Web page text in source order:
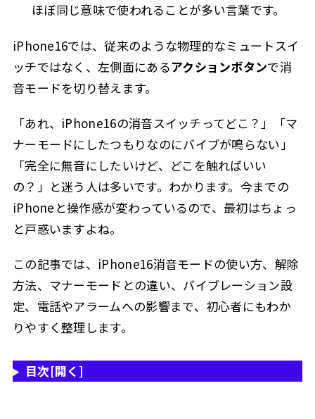
ほぼ同じ意味で使われることが多い言葉です。
iPhone16では、従来のような物理的なミュートスイ
ッチではなく、左側面にあるアクションボタンで消
音モードを切り替えます。
「あれ、iPhone16の消音スイッチってどこ？」「マ
ナーモードにしたつもりなのにバイブが鳴らない」
「完全に無音にしたいけど、どこを触ればいい
の？」と迷う人は多いです。わかります。今までの
iPhoneと操作感が変わっているので、最初はちょっ
と戸惑いますよね。
この記事では、iPhone16消音モードの使い方、解除
方法、マナーモードとの違い、バイブレーション設
定、電話やアラームへの影響まで、初心者にもわか
りやすく整理します。
目次[開く]
4.1 iPhone16 消音モード バイブレーションの調整方法
4.1.1 バイブレーションをオンにする手順
4.1.2
バイブレーションをオフにする手順
4.1.3 バイブレーションの調整で失敗しやすいポイント
4.2
iPhone サイレントモードでバイブをオフにする手順
4.2.1 バイブをオフにする手順
4.2.2 バイブオフに向いている場面
4.2.3
バイブオフの注意点
iPhone16 消音モード 解除の方法
4.3.2 設定アプリから解除する手順
4.3.3
解除しても音が鳴らないときの確認ポイント
4.4
iPhone サイレントモードはどこにある？
4.4.2 アクションボタン非搭載モデルの場合